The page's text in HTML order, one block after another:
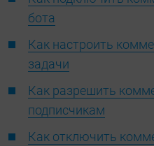
бота
Как настроить
задачи
Как разрешить
подписчикам
Как отключить